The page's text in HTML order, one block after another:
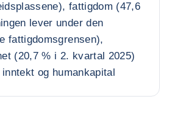
fattigdom (47,6
lever under den
fattigdomsgrensen),
(20,7 % i 2. kvartal 2025)
og humankapital